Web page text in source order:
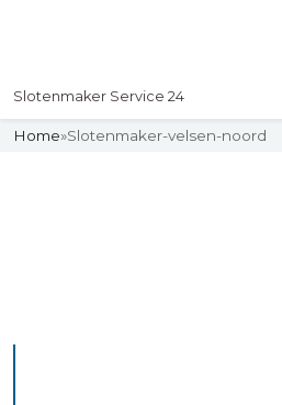
Slotenmaker Service 24
Home»Slotenmaker-velsen-noord